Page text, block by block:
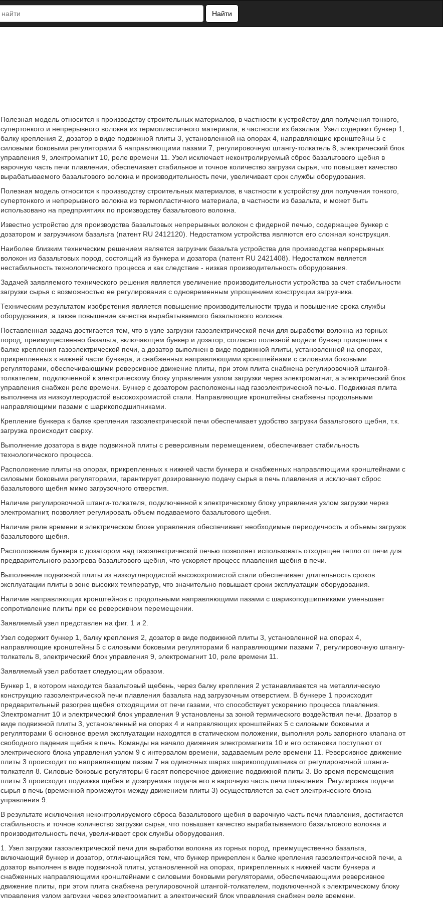
Найти
Полезная модель относится к производству строительных материалов, в частности к устройству для получения тонкого,
супертонкого и непрерывного волокна из термопластичного материала, в частности из базальта. Узел содержит бункер 1,
балку крепления 2, дозатор в виде подвижной плиты 3, установленной на опорах 4, направляющие кронштейны 5 с
силовыми боковыми регуляторами 6 направляющими пазами 7, регулировочную штангу-толкатель 8, электрический блок
управления 9, электромагнит 10, реле времени 11. Узел исключает неконтролируемый сброс базальтового щебня в
варочную часть печи плавления, обеспечивает стабильное и точное количество загрузки сырья, что повышает качество
вырабатываемого базальтового волокна и производительность печи, увеличивает срок службы оборудования.
Полезная модель относится к производству строительных материалов, в частности к устройству для получения тонкого,
супертонкого и непрерывного волокна из термопластичного материала, в частности из базальта, и может быть
использовано на предприятиях по производству базальтового волокна.
Известно устройство для производства базальтовых непрерывных волокон с фидерной печью, содержащее бункер с
дозатором и загрузчиком базальта (патент RU 2412120). Недостатком устройства являются его сложная конструкция.
Наиболее близким техническим решением является загрузчик базальта устройства для производства непрерывных
волокон из базальтовых пород, состоящий из бункера и дозатора (патент RU 2421408). Недостатком является
нестабильность технологического процесса и как следствие - низкая производительность оборудования.
Задачей заявляемого технического решения является увеличение производительности устройства за счет стабильности
загрузки сырья с возможностью ее регулирования с одновременным упрощением конструкции загрузчика.
Техническим результатом изобретения является повышение производительности труда и повышение срока службы
оборудования, а также повышение качества вырабатываемого базальтового волокна.
Поставленная задача достигается тем, что в узле загрузки газоэлектрической печи для выработки волокна из горных
пород, преимущественно базальта, включающем бункер и дозатор, согласно полезной модели бункер прикреплен к
балке крепления газоэлектрической печи, а дозатор выполнен в виде подвижной плиты, установленной на опорах,
прикрепленных к нижней части бункера, и снабженных направляющими кронштейнами с силовыми боковыми
регуляторами, обеспечивающими реверсивное движение плиты, при этом плита снабжена регулировочной штангой-
толкателем, подключенной к электрическому блоку управления узлом загрузки через электромагнит, а электрический блок
управления снабжен реле времени. Бункер с дозатором расположены над газоэлектрической печью. Подвижная плита
выполнена из низкоуглеродистой высокохромистой стали. Направляющие кронштейны снабжены продольными
направляющими пазами с шарикоподшипниками.
Крепление бункера к балке крепления газоэлектрической печи обеспечивает удобство загрузки базальтового щебня, т.к.
загрузка происходит сверху.
Выполнение дозатора в виде подвижной плиты с реверсивным перемещением, обеспечивает стабильность
технологического процесса.
Расположение плиты на опорах, прикрепленных к нижней части бункера и снабженных направляющими кронштейнами с
силовыми боковыми регуляторами, гарантирует дозированную подачу сырья в печь плавления и исключает сброс
базальтового щебня мимо загрузочного отверстия.
Наличие регулировочной штанги-толкателя, подключенной к электрическому блоку управления узлом загрузки через
электромагнит, позволяет регулировать объем подаваемого базальтового щебня.
Наличие реле времени в электрическом блоке управления обеспечивает необходимые периодичность и объемы загрузок
базальтового щебня.
Расположение бункера с дозатором над газоэлектрической печью позволяет использовать отходящее тепло от печи для
предварительного разогрева базальтового щебня, что ускоряет процесс плавления щебня в печи.
Выполнение подвижной плиты из низкоуглеродистой высокохромистой стали обеспечивает длительность сроков
эксплуатации плиты в зоне высоких температур, что значительно повышает сроки эксплуатации оборудования.
Наличие направляющих кронштейнов с продольными направляющими пазами с шарикоподшипниками уменьшает
сопротивление плиты при ее реверсивном перемещении.
Заявляемый узел представлен на фиг. 1 и 2.
Узел содержит бункер 1, балку крепления 2, дозатор в виде подвижной плиты 3, установленной на опорах 4,
направляющие кронштейны 5 с силовыми боковыми регуляторами 6 направляющими пазами 7, регулировочную штангу-
толкатель 8, электрический блок управления 9, электромагнит 10, реле времени 11.
Заявляемый узел работает следующим образом.
Бункер 1, в котором находится базальтовый щебень, через балку крепления 2 устанавливается на металлическую
конструкцию газоэлектрической печи плавления базальта над загрузочным отверстием. В бункере 1 происходит
предварительный разогрев щебня отходящими от печи газами, что способствует ускорению процесса плавления.
Электромагнит 10 и электрический блок управления 9 установлены за зоной термического воздействия печи. Дозатор в
виде подвижной плиты 3, установленный на опорах 4 и направляющих кронштейнах 5 с силовыми боковыми и
регуляторами 6 основное время эксплуатации находятся в статическом положении, выполняя роль запорного клапана от
свободного падения щебня в печь. Команды на начало движения электромагнита 10 и его остановки поступают от
электрического блока управления узлом 9 с интервалом времени, задаваемым реле времени 11. Реверсивное движение
плиты 3 происходит по направляющим пазам 7 на одиночных шарах шарикоподшипника от регулировочной штанги-
толкателя 8. Силовые боковые регуляторы 6 гасят поперечное движение подвижной плиты 3. Во время перемещения
плиты 3 происходит подвижка щебня и дозируемая подача его в варочную часть печи плавления. Регулировка подачи
сырья в печь (временной промежуток между движением плиты 3) осуществляется за счет электрического блока
управления 9.
В результате исключения неконтролируемого сброса базальтового щебня в варочную часть печи плавления, достигается
стабильность и точное количество загрузки сырья, что повышает качество вырабатываемого базальтового волокна и
производительность печи, увеличивает срок службы оборудования.
1. Узел загрузки газоэлектрической печи для выработки волокна из горных пород, преимущественно базальта,
включающий бункер и дозатор, отличающийся тем, что бункер прикреплен к балке крепления газоэлектрической печи, а
дозатор выполнен в виде подвижной плиты, установленной на опорах, прикрепленных к нижней части бункера и
снабженных направляющими кронштейнами с силовыми боковыми регуляторами, обеспечивающими реверсивное
движение плиты, при этом плита снабжена регулировочной штангой-толкателем, подключенной к электрическому блоку
управления узлом загрузки через электромагнит, а электрический блок управления снабжен реле времени.